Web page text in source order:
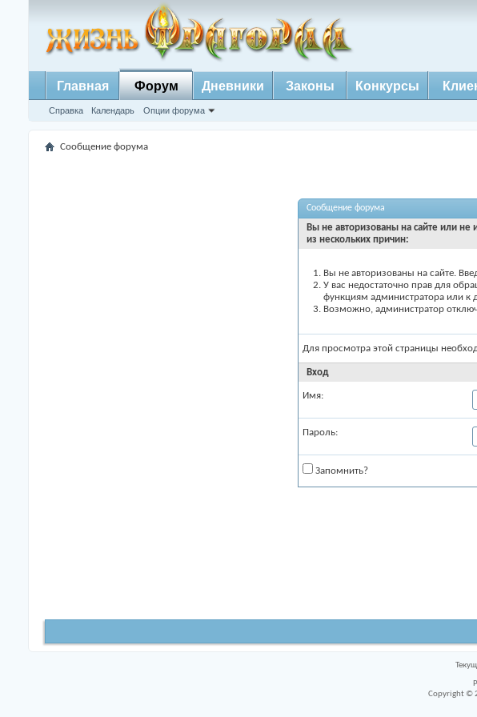
Главная Форум
Справка Календарь Опции форума
Дневники Законы Конкурсы
Сообщение форума
Сообщение форума
Вы не авторизованы на сайте или не
из нескольких причин:
Вы не авторизованы на сайте.
У вас недостаточно прав для
функциям администратора или
Возможно, администратор
Для просмотра этой страницы
Вход
Имя:
Пароль:
Запомнить?
Copyright ©